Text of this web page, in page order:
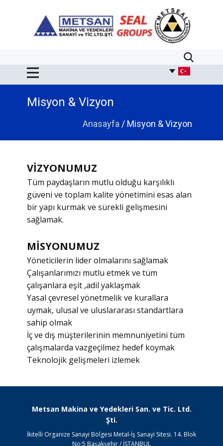
Misyon & Vizyon
Anasayfa / Misyon & Vizyon
VİZYONUMUZ
Tüm paydaşların mutlu olduğu karşılıklı
güveni ve toplam kalite yönetimini esas alan
bir yapı kurmak ve sürekli gelişmesini
sağlamak.
MİSYONUMUZ
Yöneticilerin lider olmalarını sağlamak
Çalışanlarımızı mutlu etmek ve tüm
çalışanlara eşit ,adil yaklaşmak
Yasal çevresel yönetmelik ve kurallara
uymak, ulusal ve uluslararası standartlara
sahip olmak
İç ve dış müşterilerinin memnuniyetini tüm
çalışmalarda vazgeçilmez hedef koymak
Teknolojik gelişmeleri izlemek
Metsan Makina ve Yedekleri San. ve Tic. Ltd.
Şti.
İkitelli Organize Sanayi Bölgesi Metal-İş Sanayi Sitesi. 14. Blok
No:5 Başakşehir / İSTANBUL